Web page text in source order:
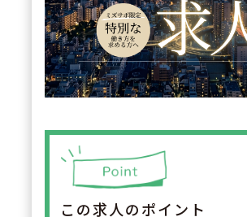
この求人のポイント